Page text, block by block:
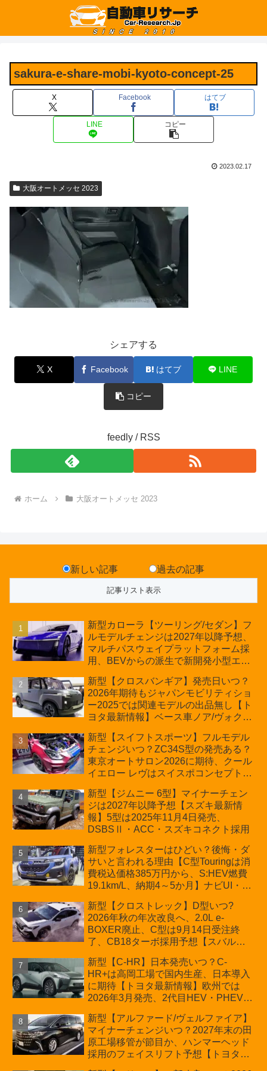
sakura-e-share-mobi-kyoto-concept-25
X Facebook はてブ
LINE コピー
2023.02.17
大阪オートメッセ 2023
シェアする
X Facebook はてブ LINE
コピー
feedly / RSS
ホーム 大阪オートメッセ 2023
新しい記事 過去の記事
新型カローラ【ツーリング/セダン】フ
ルモデルチェンジは2027年以降予想、
マルチパスウェイプラットフォーム採
用、BEVからの派生で新開発小型エン
の採用は無しか【トヨタ最新情報】60
周年記念車発売
新型【クロスバンギア】発売日いつ？
2026年期待もジャパンモビリティショ
ー2025では関連モデルの出品無し【ト
ヨタ最新情報】ベース車ノア/ヴォクシ
ほか「コア」と「ツール」、デリカ
D:5対抗のクロスオーバーSUVミニバ
ン
新型【スイフトスポーツ】フルモデル
チェンジいつ？ZC34S型の発売ある？
東京オートサロン2026に期待、クール
イエロー レヴはスイスポコンセプト
プが争点【スズキ最新情報】特別仕様
車「ZC33S Final Edition」終了
新型【ジムニー 6型】マイナーチェン
ジは2027年以降予想【スズキ最新情
報】5型は2025年11月4日発売、
DSBSⅡ・ACC・スズキコネクト採用
新型フォレスターはひどい？後悔・ダ
サいと言われる理由【C型Touringは消
費税込価格385万円から、S:HEV燃費
19.1km/L、納期4～5か月】ナビUI・冬
カーオブザイヤーとJNCAP大賞受賞後
も残る注意点
新型【クロストレック】D型いつ?
2026年秋の年次改良へ、2.0L e-
BOXER廃止、C型は9月14日受注終
了、CB18ターボ採用予想【スバル最
新型【C-HR】日本発売いつ？C-
HR+は高岡工場で国内生産、日本導入
に期待【トヨタ最新情報】欧州では
2026年3月発売、2代目HEV・PHEVは
新型【アルファード/ヴェルファイア】
マイナーチェンジいつ？2027年末の田
原工場移管が節目か、ハンマーヘッド
採用のフェイスリフト予想【トヨタ最